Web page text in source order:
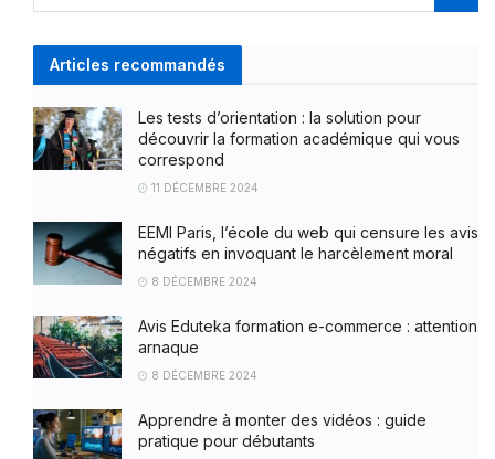
Articles recommandés
Les tests d’orientation : la solution pour
découvrir la formation académique qui vous
correspond
11 DÉCEMBRE 2024
EEMI Paris, l’école du web qui censure les avis
négatifs en invoquant le harcèlement moral
8 DÉCEMBRE 2024
Avis Eduteka formation e-commerce : attention
arnaque
8 DÉCEMBRE 2024
Apprendre à monter des vidéos : guide
pratique pour débutants